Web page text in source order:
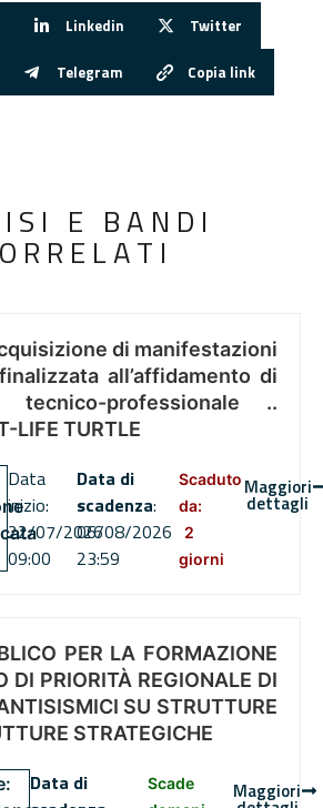
Linkedin Twitter
Telegram Copia link
E BANDI
di manifestazioni
all’affidamento di
professionale ..
LIFE TURTLE
Data
inizio:
22/07/2026
09:00
Data di
scadenza:
06/08/2026
23:59
Scaduto
da:
2
giorni
Maggiori
dettagli
PER LA FORMAZIONE
DI PRIORITÀ REGIONALE DI
SU STRUTTURE
STRATEGICHE
Data di
Scade
Maggiori